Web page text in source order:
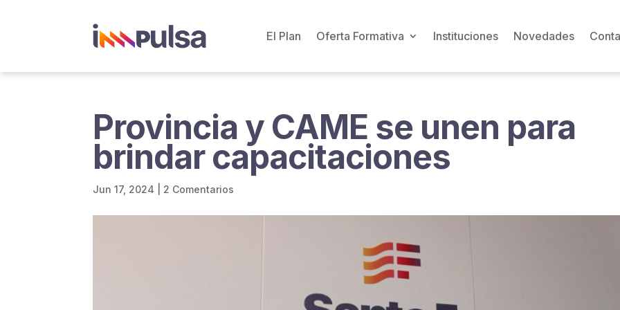
El Plan Oferta Formativa Instituciones Novedades
Provincia y CAME se unen para
brindar capacitaciones
Jun 17, 2024 2 Comentarios